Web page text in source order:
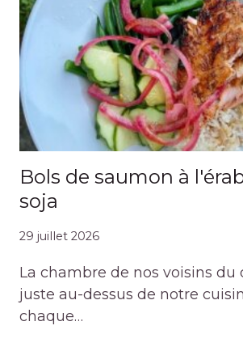
Bols de saumon à
soja
29 juillet 2026
La chambre de nos voisins du
juste au-dessus de notre
chaque…